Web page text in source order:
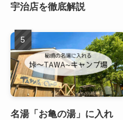
宇治店を徹底解説
名湯「お亀の湯」に入れ